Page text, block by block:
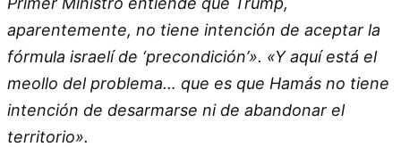
aparentemente, no tiene intención de aceptar la
fórmula israelí de ‘precondición’». «Y aquí está el
meollo del problema… que es que Hamás no tiene
intención de desarmarse ni de abandonar el
territorio».